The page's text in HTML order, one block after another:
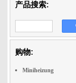
产品搜索:
购物:
Miniheizung